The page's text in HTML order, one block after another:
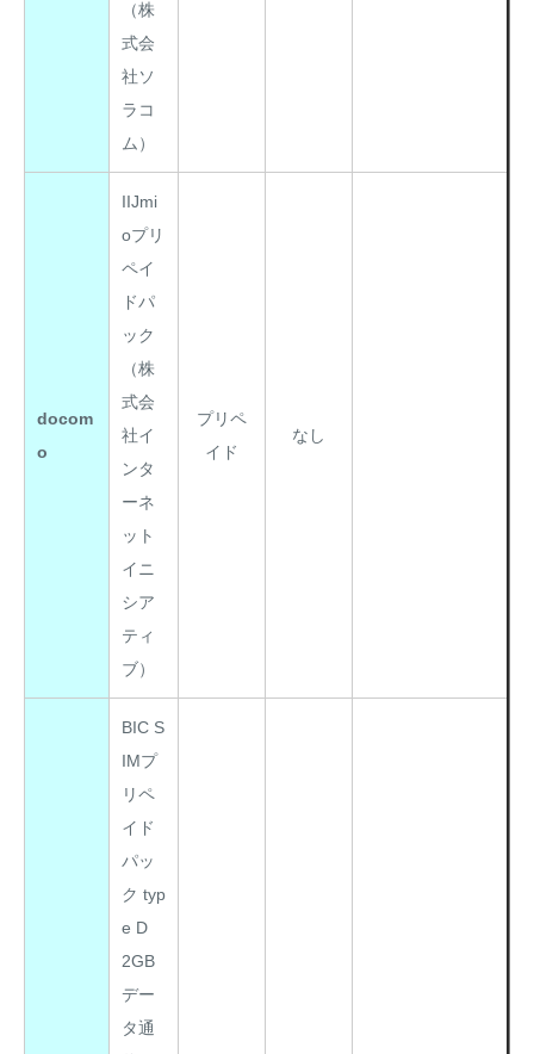
（株
式会
社ソ
ラコ
ム）
docom
o
IIJmi
oプリ
ペイ
ドパ
ック
（株
式会
社イ
ンタ
ーネ
ット
イニ
シア
ティ
ブ）
プリペ
イド
なし
BIC S
IMプ
リペ
イド
パッ
ク typ
e D
2GB
デー
タ通